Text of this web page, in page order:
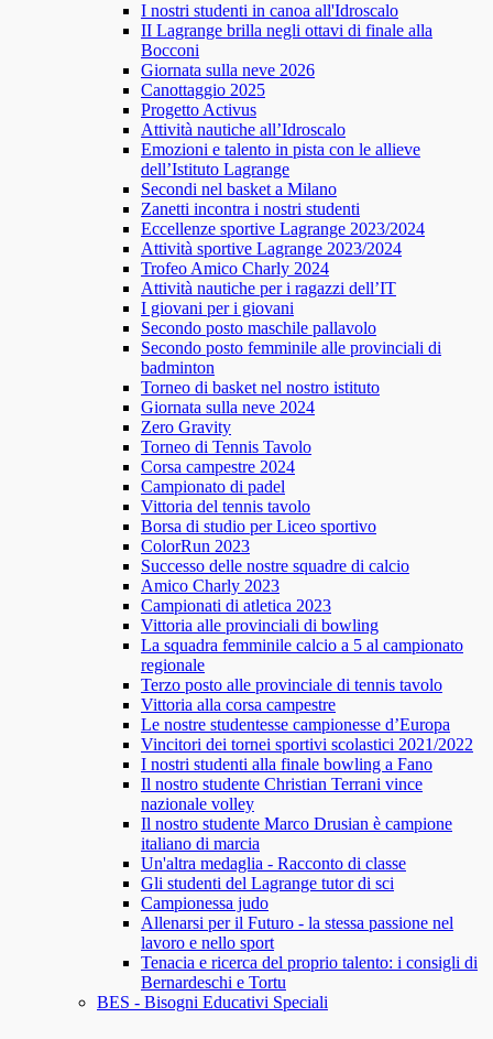
I nostri studenti in canoa all'Idroscalo
II Lagrange brilla negli ottavi di finale alla
Bocconi
Giornata sulla neve 2026
Canottaggio 2025
Progetto Activus
Attività nautiche all’Idroscalo
Emozioni e talento in pista con le allieve
dell’Istituto Lagrange
Secondi nel basket a Milano
Zanetti incontra i nostri studenti
Eccellenze sportive Lagrange 2023/2024
Attività sportive Lagrange 2023/2024
Trofeo Amico Charly 2024
Attività nautiche per i ragazzi dell’IT
I giovani per i giovani
Secondo posto maschile pallavolo
Secondo posto femminile alle provinciali di
badminton
Torneo di basket nel nostro istituto
Giornata sulla neve 2024
Zero Gravity
Torneo di Tennis Tavolo
Corsa campestre 2024
Campionato di padel
Vittoria del tennis tavolo
Borsa di studio per Liceo sportivo
ColorRun 2023
Successo delle nostre squadre di calcio
Amico Charly 2023
Campionati di atletica 2023
Vittoria alle provinciali di bowling
La squadra femminile calcio a 5 al campionato
regionale
Terzo posto alle provinciale di tennis tavolo
Vittoria alla corsa campestre
Le nostre studentesse campionesse d’Europa
Vincitori dei tornei sportivi scolastici 2021/2022
I nostri studenti alla finale bowling a Fano
Il nostro studente Christian Terrani vince
nazionale volley
Il nostro studente Marco Drusian è campione
italiano di marcia
Un'altra medaglia - Racconto di classe
Gli studenti del Lagrange tutor di sci
Campionessa judo
Allenarsi per il Futuro - la stessa passione nel
lavoro e nello sport
Tenacia e ricerca del proprio talento: i consigli di
Bernardeschi e Tortu
BES - Bisogni Educativi Speciali